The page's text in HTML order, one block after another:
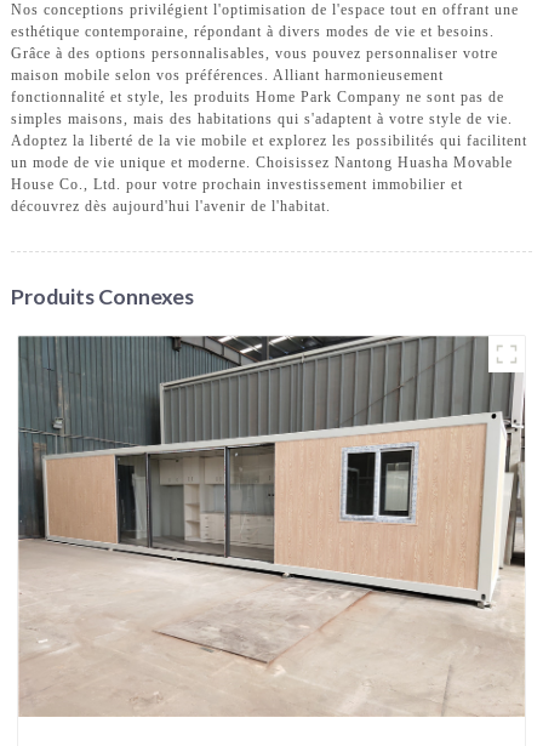
Nos conceptions privilégient l'optimisation de l'espace tout en offrant une
esthétique contemporaine, répondant à divers modes de vie et besoins.
Grâce à des options personnalisables, vous pouvez personnaliser votre
maison mobile selon vos préférences. Alliant harmonieusement
fonctionnalité et style, les produits Home Park Company ne sont pas de
simples maisons, mais des habitations qui s'adaptent à votre style de vie.
Adoptez la liberté de la vie mobile et explorez les possibilités qui facilitent
un mode de vie unique et moderne. Choisissez Nantong Huasha Movable
House Co., Ltd. pour votre prochain investissement immobilier et
découvrez dès aujourd'hui l'avenir de l'habitat.
Produits Connexes